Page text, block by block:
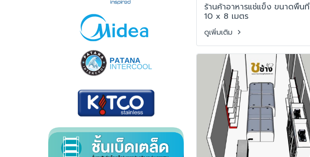
ร้านค้าอาหารแช่แข็ง ขนาดพื้นที่
10 x 8 เมตร
ดูเพิ่มเติม